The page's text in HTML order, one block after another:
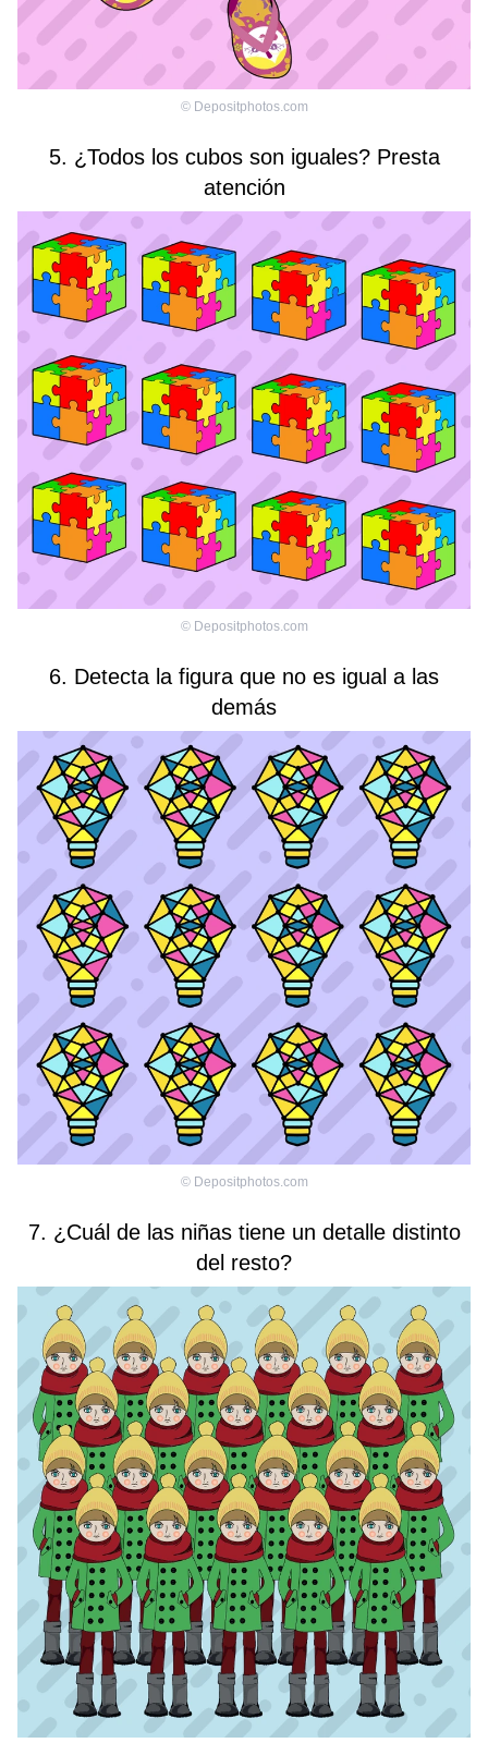
© Depositphotos.com
5. ¿Todos los cubos son iguales? Presta
atención
© Depositphotos.com
6. Detecta la figura que no es igual a las
demás
© Depositphotos.com
7. ¿Cuál de las niñas tiene un detalle distinto
del resto?